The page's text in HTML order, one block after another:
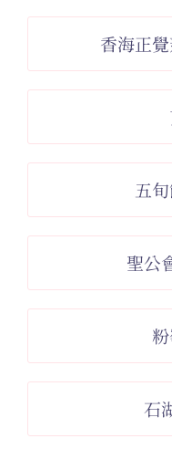
香海正
五
聖公
石